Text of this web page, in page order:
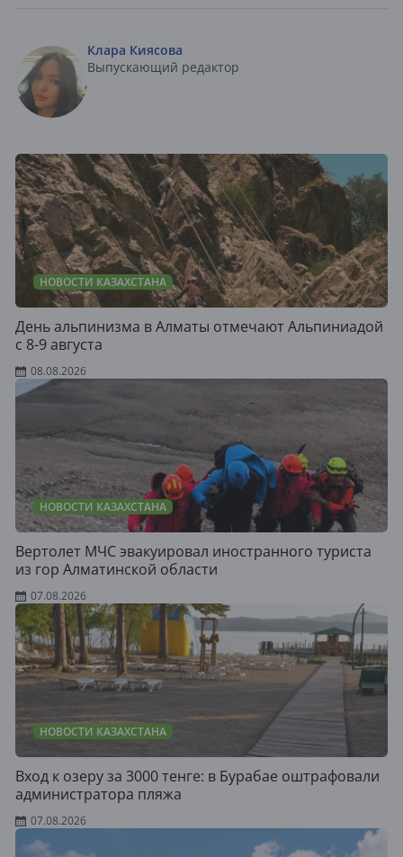
Клара Киясова
Выпускающий редактор
НОВОСТИ КАЗАХСТАНА
День альпинизма в Алматы отмечают Альпиниадой
с 8-9 августа
08.08.2026
НОВОСТИ КАЗАХСТАНА
Вертолет МЧС эвакуировал иностранного туриста
из гор Алматинской области
07.08.2026
НОВОСТИ КАЗАХСТАНА
Вход к озеру за 3000 тенге: в Бурабае оштрафовали
администратора пляжа
07.08.2026